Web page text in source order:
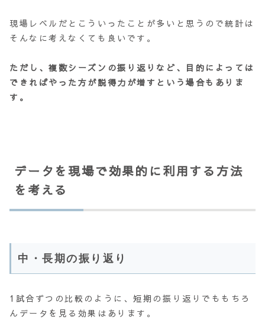
現場レベルだとこういったことが多いと思うので統計は
そんなに考えなくても良いです。
ただし、複数シーズンの振り返りなど、目的によっては
できればやった方が説得力が増すという場合もありま
す。
データを現場で効果的に利用する方法
を考える
中・長期の振り返り
1試合ずつの比較のように、短期の振り返りでももちろ
んデータを見る効果はあります。